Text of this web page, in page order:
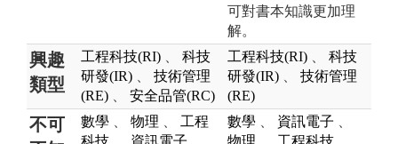
可對書本知識更加理
解。
興趣
類型
工程科技(RI)
科技
研發(IR)
技術管理
(RE)
安全品管(RC)
工程科技(RI)
科技
研發(IR)
技術管理
(RE)
不可
數學 物理
工程
科技
資訊電子
數學 資訊電子
物理
工程科技